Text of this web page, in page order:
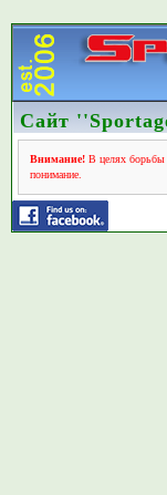
Сайт
Внимание!В целях борьбы
понимание.